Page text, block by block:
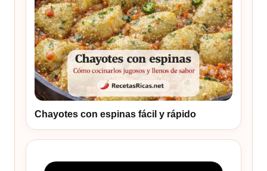
Chayotes con espinas fácil y rápido